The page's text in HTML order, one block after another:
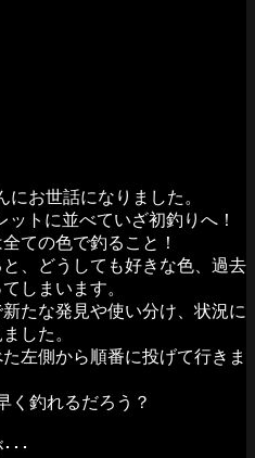
にお世話になりました。
トに並べていざ初釣りへ！
ての色で釣ること！
、どうしても好きな色、過去
しまいます。
たな発見や使い分け、状況に
した。
左側から順番に投げて行きま
く釣れるだろう？
･･